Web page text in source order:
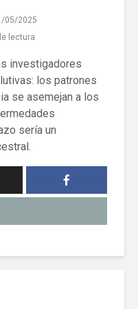
05/2025
lectura
investigadores
los patrones
se asemejan a los
sería un